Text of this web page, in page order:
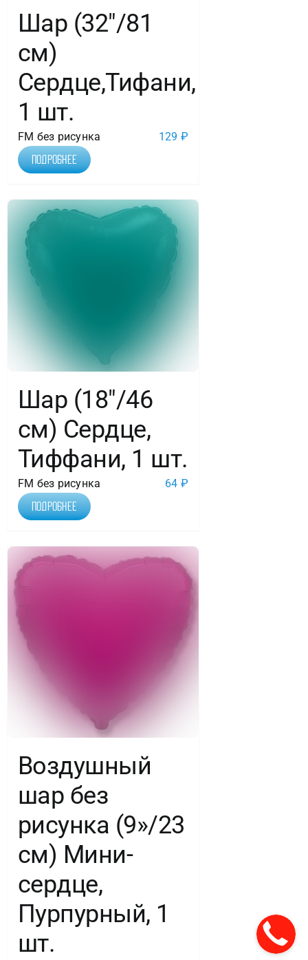
Шар (32″/81
см)
Сердце,Тифани,
1 шт.
FM без рисунка 129 ₽
Подробнее
Шар (18″/46
см) Сердце,
Тиффани, 1 шт.
FM без рисунка 64 ₽
Подробнее
Воздушный
шар без
рисунка (9»/23
см) Мини-
сердце,
Пурпурный, 1
шт.